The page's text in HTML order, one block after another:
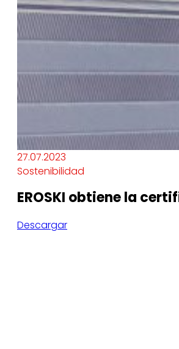
27.07.2023
Sostenibilidad
EROSKI obtiene la
Descargar